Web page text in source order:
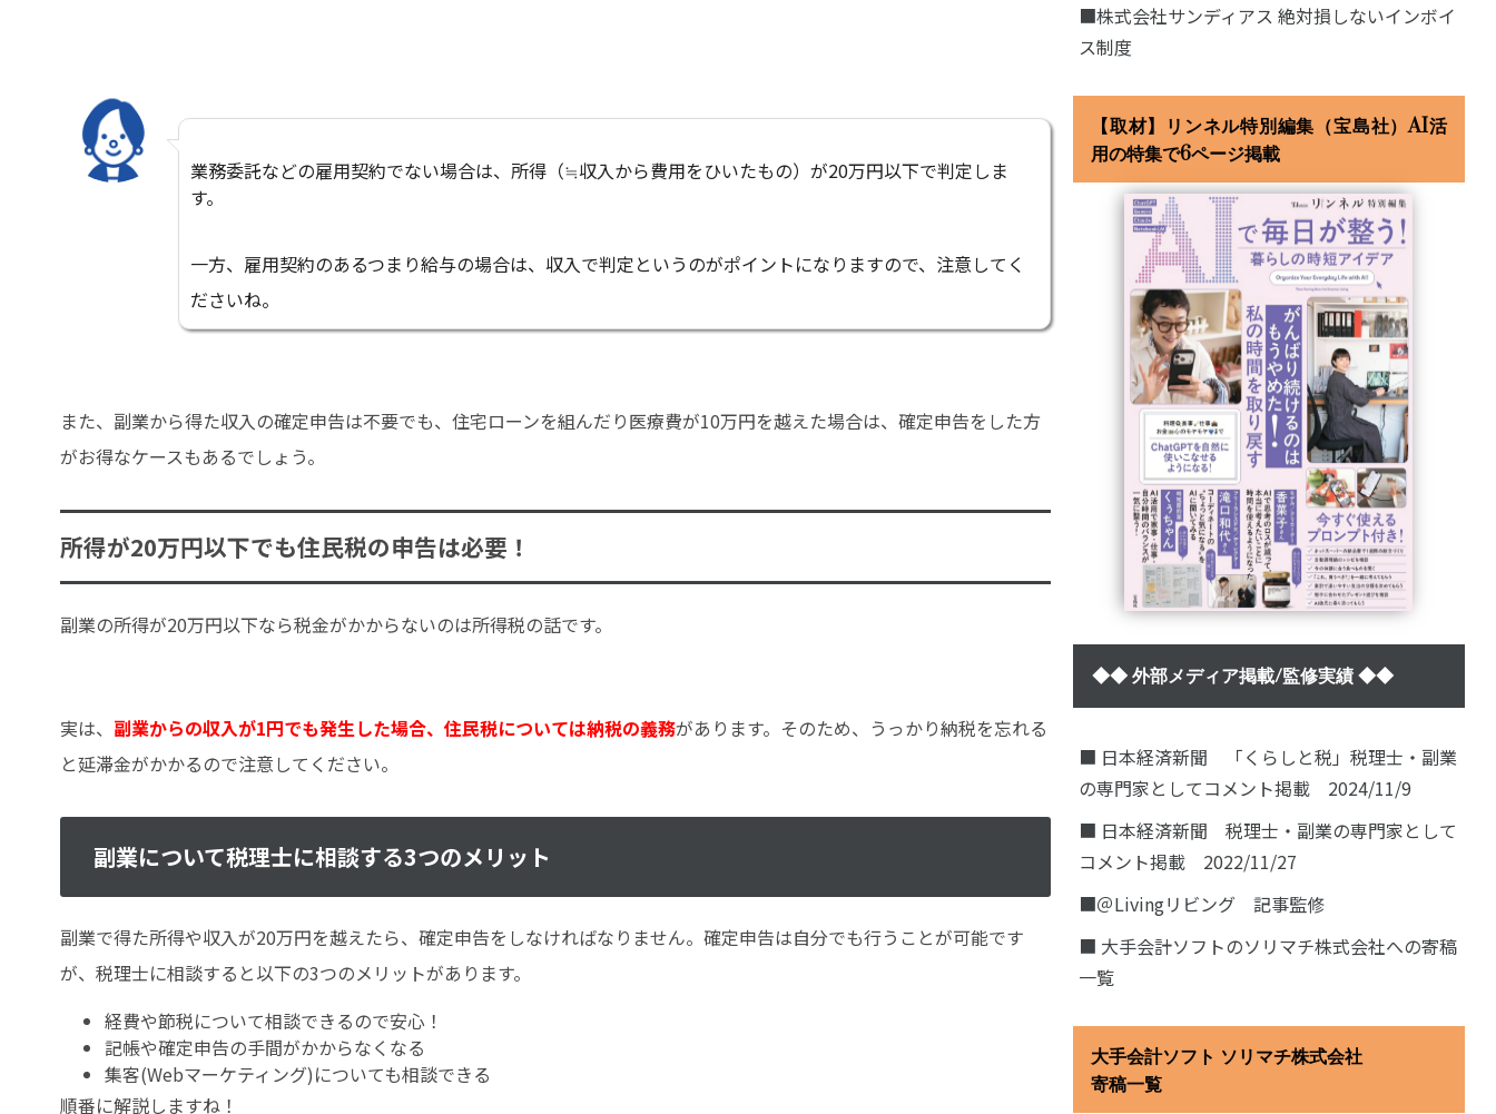
業務委託などの雇用契約でない場合は、所得（≒収入から費用をひいたもの）が20万円以下で判定しま
す。
一方、雇用契約のあるつまり給与の場合は、収入で判定というのがポイントになりますので、注意してく
ださいね。
また、副業から得た収入の確定申告は不要でも、住宅ローンを組んだり医療費が10万円を越えた場合は、確定申告をした方
がお得なケースもあるでしょう。
所得が20万円以下でも住民税の申告は必要！
副業の所得が20万円以下なら税金がかからないのは所得税の話です。
実は、 副業からの収入が1円でも発生した場合、住民税については納税の義務があります。そのため、うっかり納税を忘れる
と延滞金がかかるので注意してください。
副業について税理士に相談する3つのメリット
副業で得た所得や収入が20万円を越えたら、確定申告をしなければなりません。確定申告は自分でも行うことが可能です
が、税理士に相談すると以下の3つのメリットがあります。
経費や節税について相談できるので安心！
記帳や確定申告の手間がかからなくなる
集客(Webマーケティング)についても相談できる
順番に解説しますね！
■株式会社サンディアス 絶対損しないインボイ
ス制度
【取材】リンネル特別編集（宝島社）AI活
用の特集で6ページ掲載
◆◆ 外部メディア掲載/監修実績 ◆◆
■ 日本経済新聞 「くらしと税」税理士・副業
の専門家としてコメント掲載 2024/11/9
■ 日本経済新聞 税理士・副業の専門家として
コメント掲載 2022/11/27
■＠Livingリビング 記事監修
■ 大手会計ソフトのソリマチ株式会社への寄稿
一覧
大手会計ソフト ソリマチ株式会社
寄稿一覧